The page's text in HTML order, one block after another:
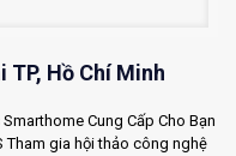
Hồ Chí Minh
Cung Cấp Cho Bạn
Tham gia hội thảo công nghệ